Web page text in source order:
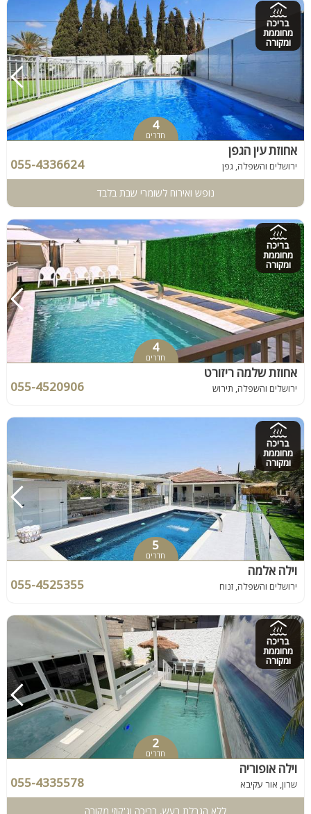
בריכה
מחוממת
ומקורה
4
חדרים
אחוזת עין הגפן
ירושלים והשפלה, גפן 055-4336624
נופש ואירוח לשומרי שבת בלבד
בריכה
מחוממת
ומקורה
4
חדרים
אחוזת שלמה ריזורט
ירושלים והשפלה, תירוש 055-4520906
בריכה
מחוממת
ומקורה
5
חדרים
וילה אלמה
ירושלים והשפלה, זנוח 055-4525355
בריכה
מחוממת
ומקורה
2
חדרים
וילה אופוריה
שרון, אור עקיבא 055-4335578
ללא הגבלת רעש, בריכה וג'קוזי מקורה